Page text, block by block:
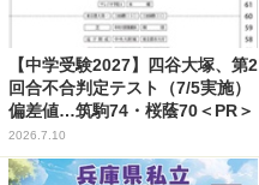
【中学受験2027】四谷大塚、第2
回合不合判定テスト（7/5実施）
偏差値…筑駒74・桜蔭70＜PR＞
2026.7.10